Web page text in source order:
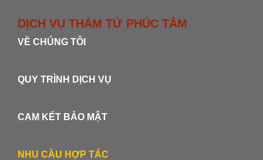
DỊCH VỤ THÁM TỬ PHÚC TÂM
VỀ CHÚNG TÔI
QUY TRÌNH DỊCH VỤ
CAM KẾT BẢO MẬT
NHU CẦU HỢP TÁC